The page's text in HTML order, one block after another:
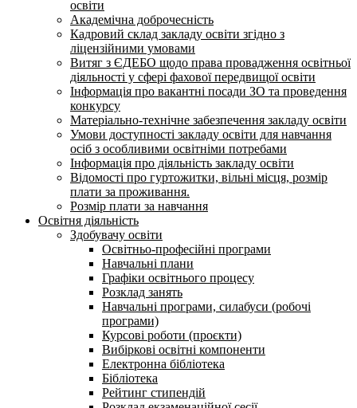
освіти
Академічна доброчесність
Кадровий склад закладу освіти згідно з
ліцензійними умовами
Витяг з ЄДЕБО щодо права провадження освітньої
діяльності у сфері фахової передвищої освіти
Інформація про вакантні посади ЗО та проведення
конкурсу
Матеріально-технічне забезпечення закладу освіти
Умови доступності закладу освіти для навчання
осіб з особливими освітніми потребами
Інформація про діяльність закладу освіти
Відомості про гуртожитки, вільні місця, розмір
плати за проживання.
Розмір плати за навчання
Освітня діяльність
Здобувачу освіти
Освітньо-професійні програми
Навчальні плани
Графіки освітнього процесу
Розклад занять
Навчальні програми, силабуси (робочі
програми)
Курсові роботи (проєкти)
Вибіркові освітні компоненти
Електронна бібліотека
Бібліотека
Рейтинг стипендій